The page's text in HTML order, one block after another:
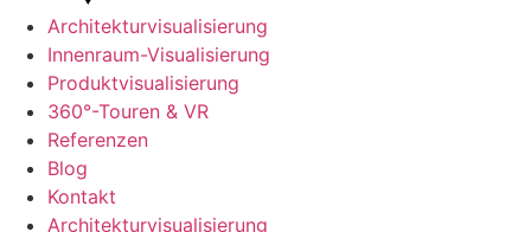
Architekturvisualisierung
Innenraum-Visualisierung
Produktvisualisierung
360°-Touren & VR
Referenzen
Blog
Kontakt
Architekturvisualisierung